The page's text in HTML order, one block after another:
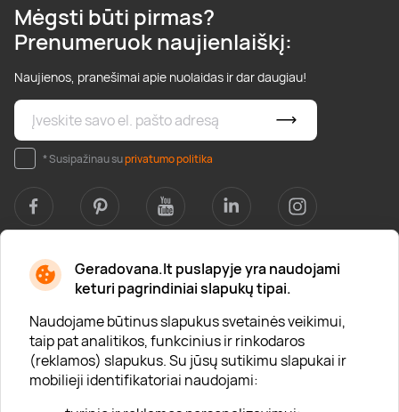
Geradovana.lt puslapyje yra naudojami
keturi pagrindiniai slapukų tipai.
Naudojame būtinus slapukus svetainės veikimui,
taip pat analitikos, funkcinius ir rinkodaros
(reklamos) slapukus. Su jūsų sutikimu slapukai ir
mobilieji identifikatoriai naudojami:
Mėgsti būti pirmas?
Prenumeruok naujienlaiškį:
Naujienos, pranešimai apie nuolaidas ir dar daugiau!
* Susipažinau suprivatumo politika
Apie mus
Apie „Gera Dovana“
Lojalumo klubas
Karjera
Visi partneriai